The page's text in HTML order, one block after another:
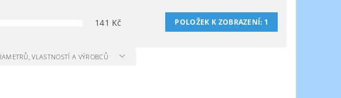
141 Kč POLOŽEK K ZOBRAZENÍ: 1
VLASTNOSTÍ A VÝROBCŮ